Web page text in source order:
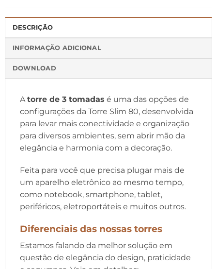
DESCRIÇÃO
INFORMAÇÃO ADICIONAL
DOWNLOAD
Atorre de 3 tomadas é uma das opções de
configurações da Torre Slim 80, desenvolvida
para levar mais conectividade e organização
para diversos ambientes, sem abrir mão da
elegância e harmonia com a decoração.
Feita para você que precisa plugar mais de
um aparelho eletrônico ao mesmo tempo,
como notebook, smartphone, tablet,
periféricos, eletroportáteis e muitos outros.
Diferenciais das nossas torres
Estamos falando da melhor solução em
questão de elegância do design, praticidade